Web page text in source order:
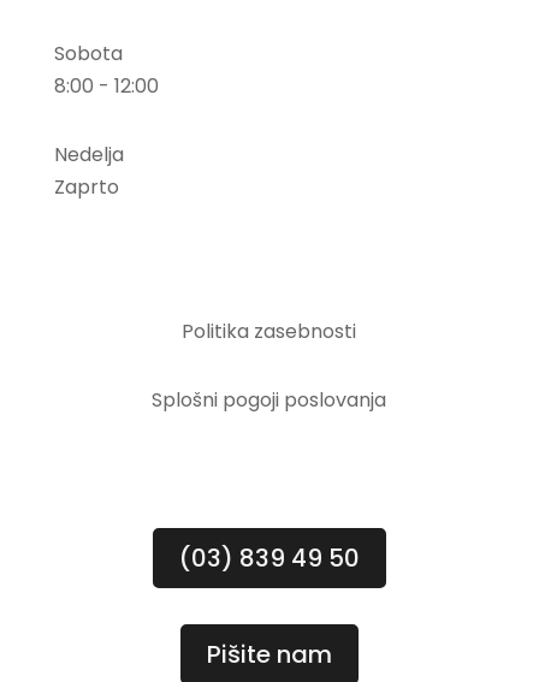
Sobota
8:00 - 12:00
Nedelja
Zaprto
Politika zasebnosti
Splošni pogoji poslovanja
(03) 839 49 50
Pišite nam